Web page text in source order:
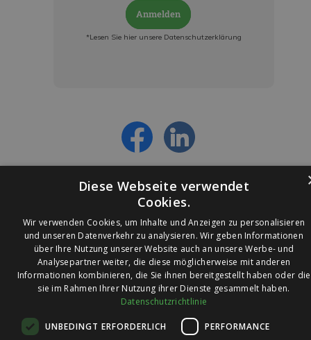
Anmelden
*Lesen Sie hier unsere Datenschutzerklärung
© 2026 Ledleuchtendiscounter.de
Diese Webseite verwendet
Cookies.
Wir verwenden Cookies, um Inhalte und Anzeigen zu personalisieren
und unseren Datenverkehr zu analysieren. Wir geben Informationen
über Ihre Nutzung unserer Website auch an unsere Werbe- und
Analysepartner weiter, die diese möglicherweise mit anderen
Informationen kombinieren, die Sie ihnen bereitgestellt haben oder die
sie im Rahmen Ihrer Nutzung ihrer Dienste gesammelt haben.
Datenschutzrichtlinie
UNBEDINGT ERFORDERLICH PERFORMANCE